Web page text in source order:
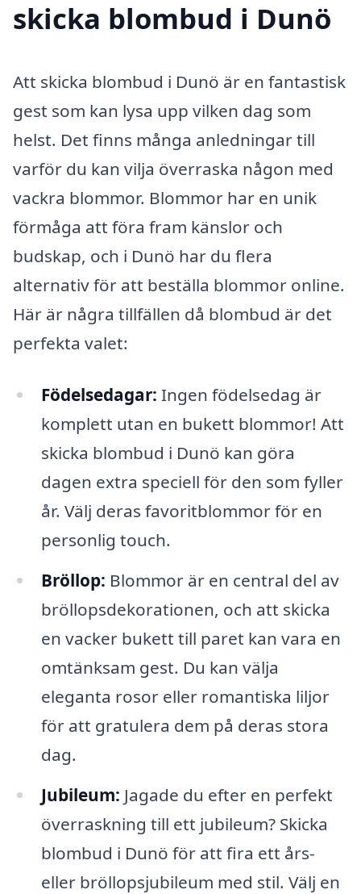
skicka blombud i Dunö
Att skicka blombud i Dunö är en fantastisk
gest som kan lysa upp vilken dag som
helst. Det finns många anledningar till
varför du kan vilja överraska någon med
vackra blommor. Blommor har en unik
förmåga att föra fram känslor och
budskap, och i Dunö har du flera
alternativ för att beställa blommor online.
Här är några tillfällen då blombud är det
perfekta valet:
Födelsedagar: Ingen födelsedag är
komplett utan en bukett blommor! Att
skicka blombud i Dunö kan göra
dagen extra speciell för den som fyller
år. Välj deras favoritblommor för en
personlig touch.
Bröllop: Blommor är en central del av
bröllopsdekorationen, och att skicka
en vacker bukett till paret kan vara en
omtänksam gest. Du kan välja
eleganta rosor eller romantiska liljor
för att gratulera dem på deras stora
dag.
Jubileum: Jagade du efter en perfekt
överraskning till ett jubileum? Skicka
blombud i Dunö för att fira ett års-
eller bröllopsjubileum med stil. Välj en